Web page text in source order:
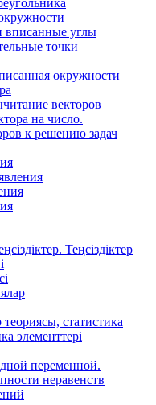
вписанные углы
точки
окружности
векторов
на число.
к решению задач
Теңсіздіктер
статистика
элементтері
переменной.
неравенств